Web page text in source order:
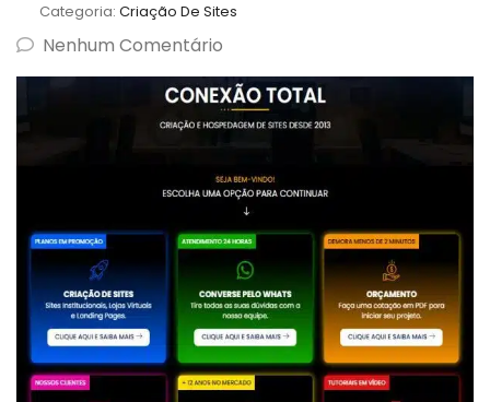
Categoria: Criação De Sites
Nenhum Comentário